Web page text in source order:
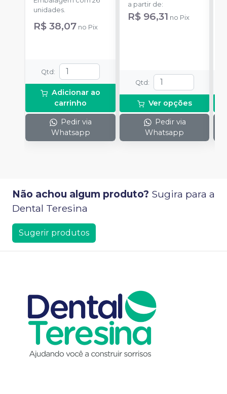
unidades.
R$ 38,07 no Pix
Qtd :
Adicionar ao
carrinho
Pedir via
Whatsapp
a partir de:
R$ 96,31 no Pix
Qtd :
Ver opções
Pedir via
Whatsapp
Não achou algum produto? Sugira para a
Dental Teresina
Sugerir produtos